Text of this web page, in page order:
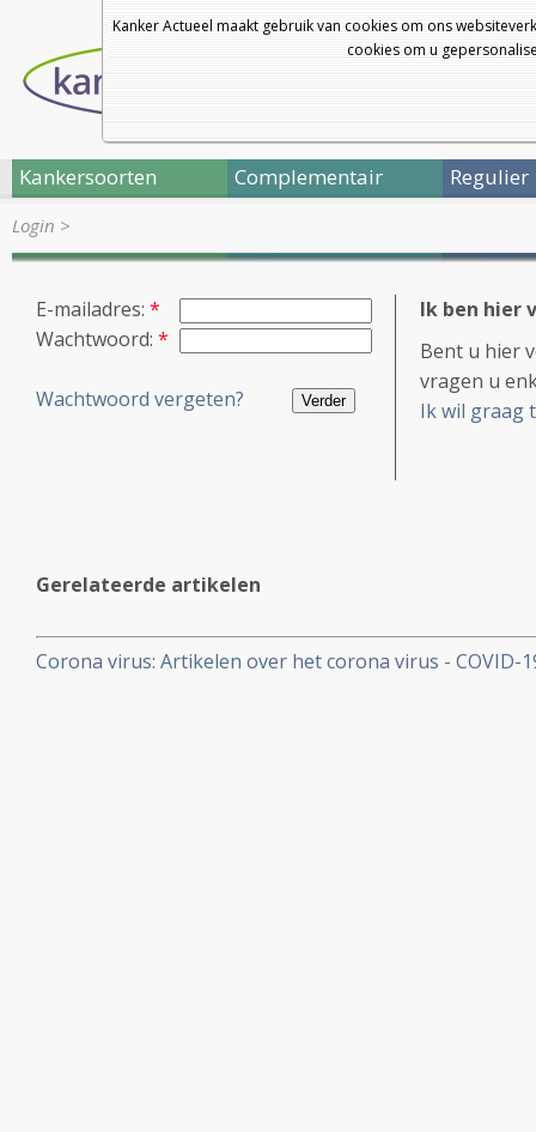
Kanker Actueel maakt gebruik van cookies om ons
cookies om u
Kankersoorten Complementair Regulier
Login >
E-mailadres: *
Wachtwoord: *
Wachtwoord vergeten?
Ik ben hier
Bent u hier
vragen u
Ik wil graag
Gerelateerde artikelen
Corona virus: Artikelen over het corona virus - COVID-